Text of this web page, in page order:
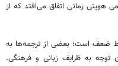
هویتی زمانی اتفاق می‌افتد که از
ضعف است؛ بعضی از ترجمه‌ها به
توجه به ظرایف زبانی و فرهنگی.